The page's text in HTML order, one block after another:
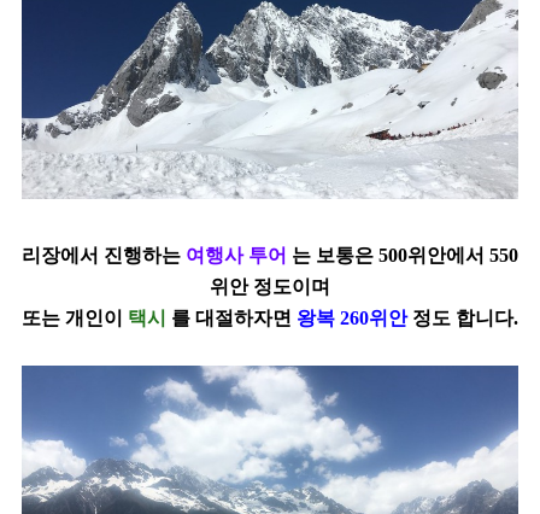
리장에서 진행하는 여행사 투어 는 보통은 500위안에서 550
위안 정도이며
또는 개인이
택시 를 대절하자면 왕복 260위안 정도 합니다.